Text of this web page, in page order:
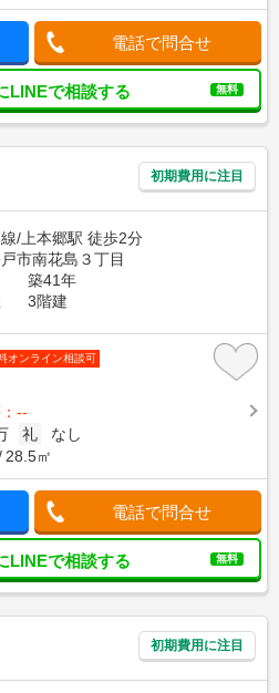
電話で問合せ
LINEで相談する 無料
初期費用に注目
/上本郷駅 徒歩2分
市南花島３丁目
築41年
3階建
オンライン相談可
--
礼
なし
28.5㎡
電話で問合せ
LINEで相談する 無料
初期費用に注目